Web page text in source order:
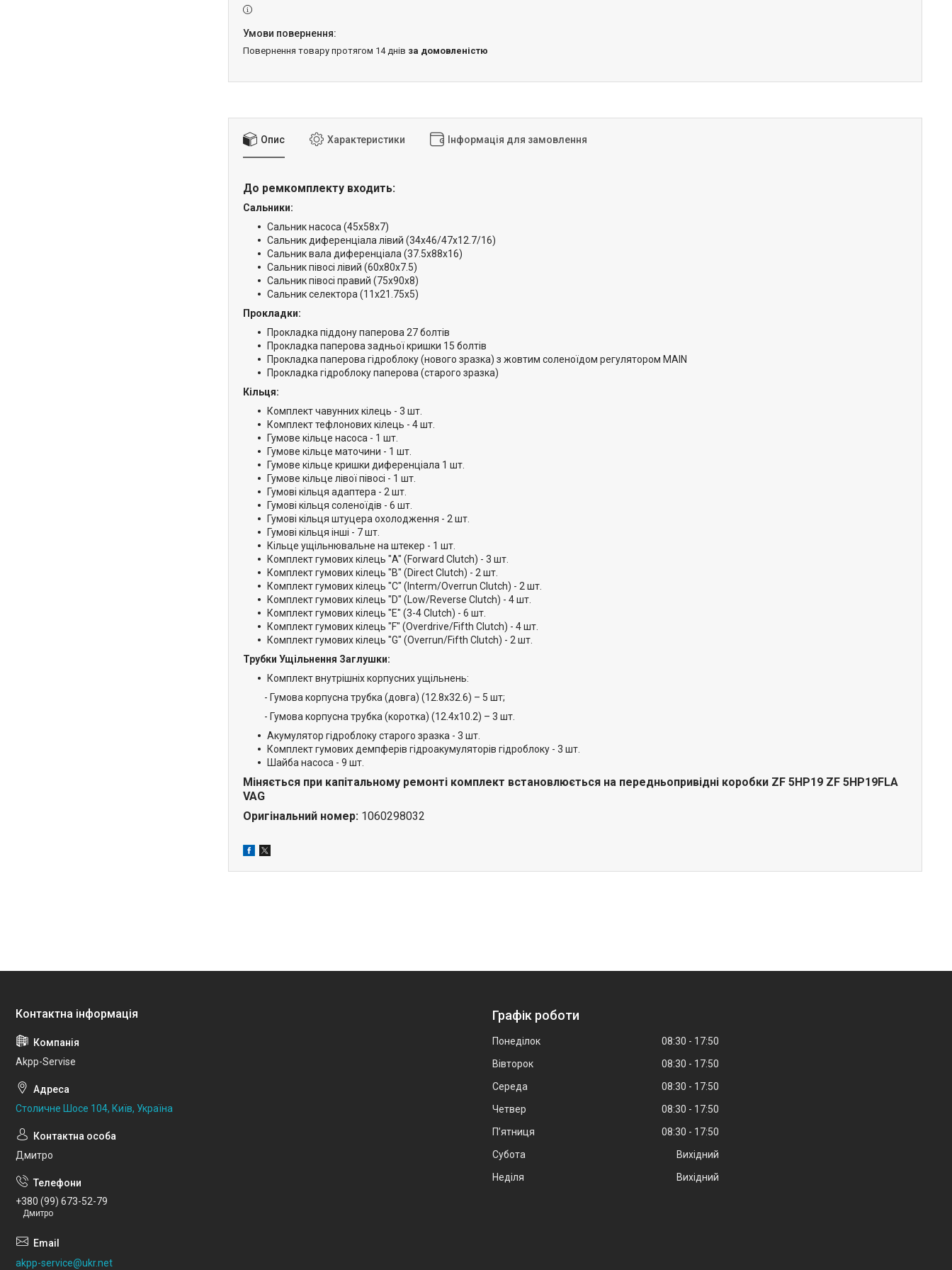
повернення товару протягом 14 днів за домовленістю
Опис Характеристики Інформація для замовлення
До ремкомплекту входить:
Сальники:
Сальник насоса (45x58x7)
Сальник диференціала лівий (34x46/47x12.7/16)
Сальник вала диференціала (37.5x88x16)
Сальник півосі лівий (60x80x7.5)
Сальник півосі правий (75x90x8)
Сальник селектора (11x21.75x5)
Прокладки:
Прокладка піддону паперова 27 болтів
Прокладка паперова задньої кришки 15 болтів
Прокладка паперова гідроблоку (нового зразка) з жовтим соленоїдом регулятором MAIN
Прокладка гідроблоку паперова (старого зразка)
Кільця:
Комплект чавунних кілець - 3 шт.
Комплект тефлонових кілець - 4 шт.
Гумове кільце насоса - 1 шт.
Гумове кільце маточини - 1 шт.
Гумове кільце кришки диференціала 1 шт.
Гумове кільце лівої півосі - 1 шт.
Гумові кільця адаптера - 2 шт.
Гумові кільця соленоїдів - 6 шт.
Гумові кільця штуцера охолодження - 2 шт.
Гумові кільця інші - 7 шт.
Кільце ущільнювальне на штекер - 1 шт.
Комплект гумових кілець "A" (Forward Сlutch) - 3 шт.
Комплект гумових кілець "B" (Direct Сlutch) - 2 шт.
Комплект гумових кілець "C" (Interm/Overrun Сlutch) - 2 шт.
Комплект гумових кілець "D" (Low/Reverse Сlutch) - 4 шт.
Комплект гумових кілець "E" (3-4 Сlutch) - 6 шт.
Комплект гумових кілець "F" (Overdrive/Fifth Сlutch) - 4 шт.
Комплект гумових кілець "G" (Overrun/Fifth Сlutch) - 2 шт.
Трубки Ущільнення Заглушки:
Комплект внутрішніх корпусних ущільнень:
- Гумова корпусна трубка (довга) (12.8х32.6) – 5 шт;
- Гумова корпусна трубка (коротка) (12.4х10.2) – 3 шт.
Акумулятор гідроблоку старого зразка - 3 шт.
Комплект гумових демпферів гідроакумуляторів гідроблоку - 3 шт.
Шайба насоса - 9 шт.
Міняється при капітальному ремонті комплект встановлюється на передньопривідні коробки ZF 5HP19 ZF 5HP19FLA
VAG
Оригінальний номер: 1060298032
Akpp-Servise
Столичне Шосе 104, Київ, Україна
Дмитро
+380 (99) 673-52-79
Дмитро
akpp-service@ukr.net
Графік роботи
Понеділок 08:30
17:50
Вівторок
08:30
17:50
Середа
08:30
17:50
Четвер
08:30
17:50
Пʼятниця
08:30
17:50
Субота
Вихідний
Неділя
Вихідний